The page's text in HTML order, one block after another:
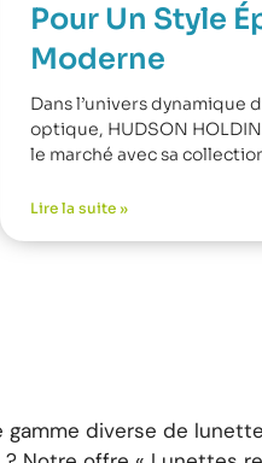
Pour Un Style
Moderne
Dans l’univers dynamique
optique, HUDSON
le marché avec sa
Lire la suite »
gamme diverse de